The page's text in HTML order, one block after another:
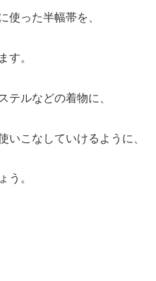
使った半幅帯を、
す。
テルなどの着物に、
いこなしていけるように、
う。